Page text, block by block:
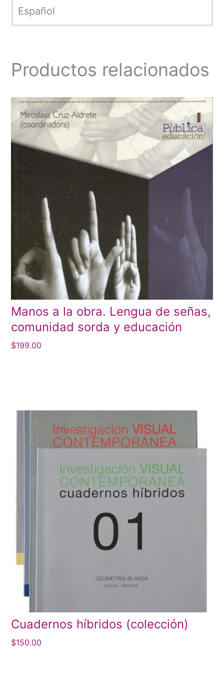
Español
Productos relacionados
Manos a la obra. Lengua de señas,
comunidad sorda y educación
$199.00
Cuadernos híbridos (colección)
$150.00